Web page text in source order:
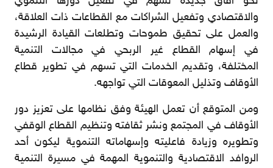
والاقتصادي وتفعيل الشراكات مع القطاعات ذات العلاقة،
والعمل على تحقيق طموحات وتطلعات القيادة الرشيدة
في إسهام القطاع غير الربحي في مجالات التنمية
المختلفة، وتقديم الخدمات التي تسهم في تطوير قطاع
الأوقاف وتذليل المعوقات التي تواجهه.
ومن المتوقع أن تعمل الهيئة وفق نظامها على تعزيز دور
الأوقاف في المجتمع ونشر ثقافته وتنظيم القطاع الوقفي
وتطويره وزيادة فاعليته وإسهاماته التنموية ليكون أحد
الروافد الاقتصادية والتنموية المهمة في مسيرة التنمية